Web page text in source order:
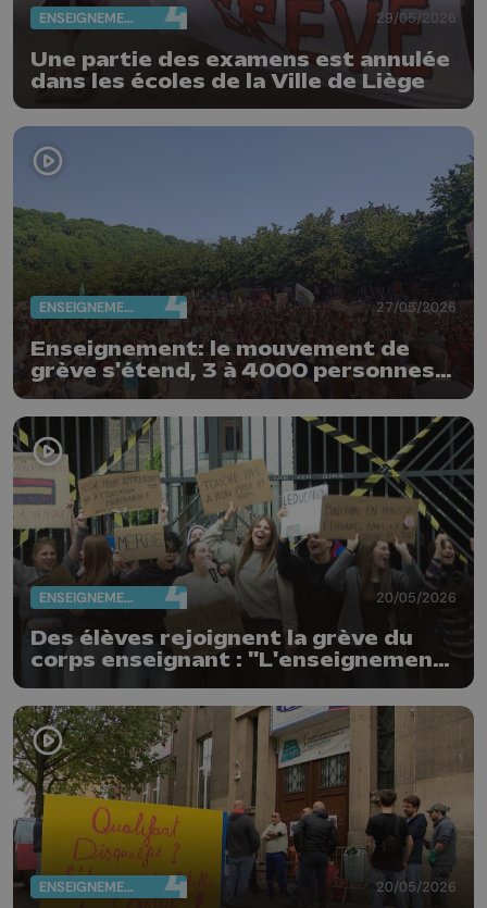
ENSEIGNEMENT 29/05/2026
Une partie des examens est annulée
dans les écoles de la Ville de Liège
ENSEIGNEMENT 27/05/2026
Enseignement: le mouvement de
grève s'étend, 3 à 4000 personnes
rassemblées ce matin à Liège
ENSEIGNEMENT 20/05/2026
Des élèves rejoignent la grève du
corps enseignant : "L'enseignement
ENSEIGNEMENT 20/05/2026